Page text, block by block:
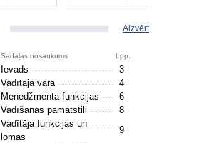
Aizvērt
Sadaļas nosaukums Lpp.
Ievads
3
Vadītāja vara
4
Menedžmenta funkcijas
6
Vadīšanas pamatstili
8
Vadītāja funkcijas un
lomas
9